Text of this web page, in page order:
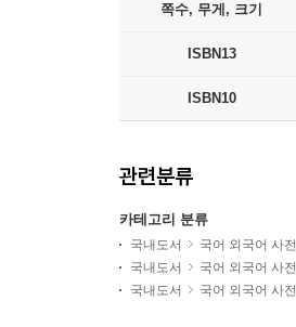
쪽수, 무게, 크기
ISBN13
ISBN10
관련분류
카테고리 분류
국내도서 국어 외국어 사전
국내도서
국어 외국어 사전
국내도서
국어 외국어 사전